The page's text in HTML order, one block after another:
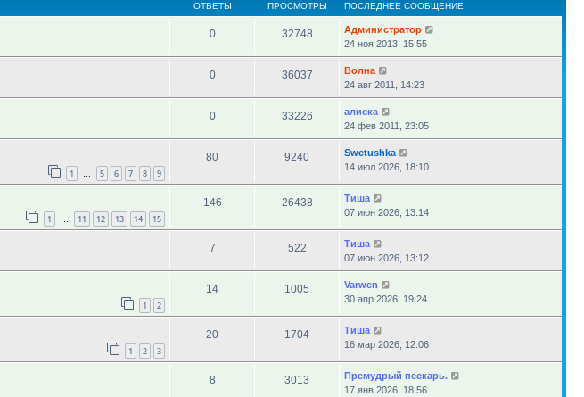
ОТВЕТЫ ПРОСМОТРЫ ПОСЛЕДНЕЕ СООБЩЕНИЕ
0 32748
Администратор
24 ноя 2013, 15:55
0 36037
Волна
24 авг 2011, 14:23
0 33226
алиска
24 фев 2011, 23:05
1 … 5 6 7 8 9
80 9240
Swetushka
14 июл 2026, 18:10
1 … 11 12 13 14 15
146 26438
Тиша
07 июн 2026, 13:14
7 522
Тиша
07 июн 2026, 13:12
1 2
14 1005
Varwen
30 апр 2026, 19:24
1 2 3
20 1704
Тиша
16 мар 2026, 12:06
8 3013
Премудрый пескарь.
17 янв 2026, 18:56